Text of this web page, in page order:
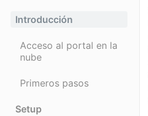
Introducción
Acceso al portal en la
nube
Primeros pasos
Setup